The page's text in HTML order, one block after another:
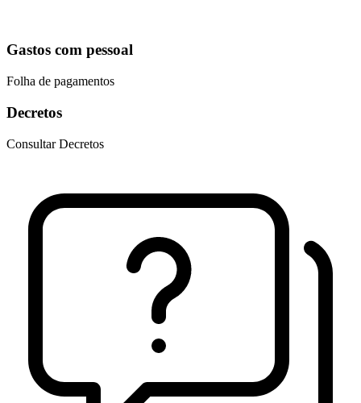
Gastos com pessoal
Folha de pagamentos
Decretos
Consultar Decretos